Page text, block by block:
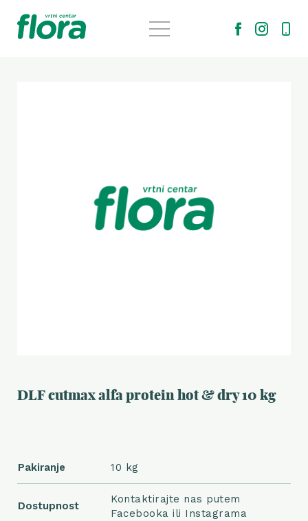
DLF cutmax alfa protein hot & dry 10 kg
Pakiranje 10 kg
Dostupnost
Kontaktirajte nas putem
Facebooka ili Instagrama